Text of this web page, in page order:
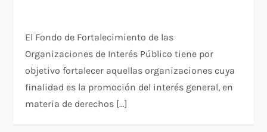
El Fondo de Fortalecimiento de las
Organizaciones de Interés Público tiene por
objetivo fortalecer aquellas organizaciones cuya
finalidad es la promoción del interés general, en
materia de derechos […]